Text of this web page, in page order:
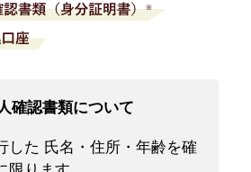
確認書類について
した 氏名・住所・年齢を確